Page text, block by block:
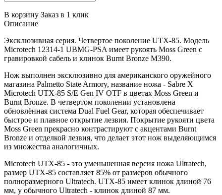
В корзину Заказ в 1 клик
Описание
Эксклюзивная серия. Четвертое поколение UTX-85. Модель
Microtech 12314-1 UBMG-PSA имеет рукоять Moss Green с
гравировкой сабель и клинок Burnt Bronze M390.
Нож выполнен эксклюзивно для американского оружейного
магазина Palmetto State Armory, название ножа - Sabre X
Microtech UTX-85 S/E Gen IV OTF в цветах Moss Green и
Burnt Bronze. В четвертом поколении установлена
обновлённая система Dual Fuel Gear, которая обеспечивает
быстрое и плавное открытие лезвия. Покрытие рукояти цвета
Moss Green прекрасно контрастируют с акцентами Burnt
Bronze и отделкой лезвия, что делает этот нож выделяющимся
из множества аналогичных.
Microtech UTX-85 - это уменьшенная версия ножа Ultratech,
размер UTX-85 составляет 85% от размеров обычного
полноразмерного Ultratech. UTX-85 имеет клинок длиной 76
мм, у обычного Ultratech - клинок длиной 87 мм.